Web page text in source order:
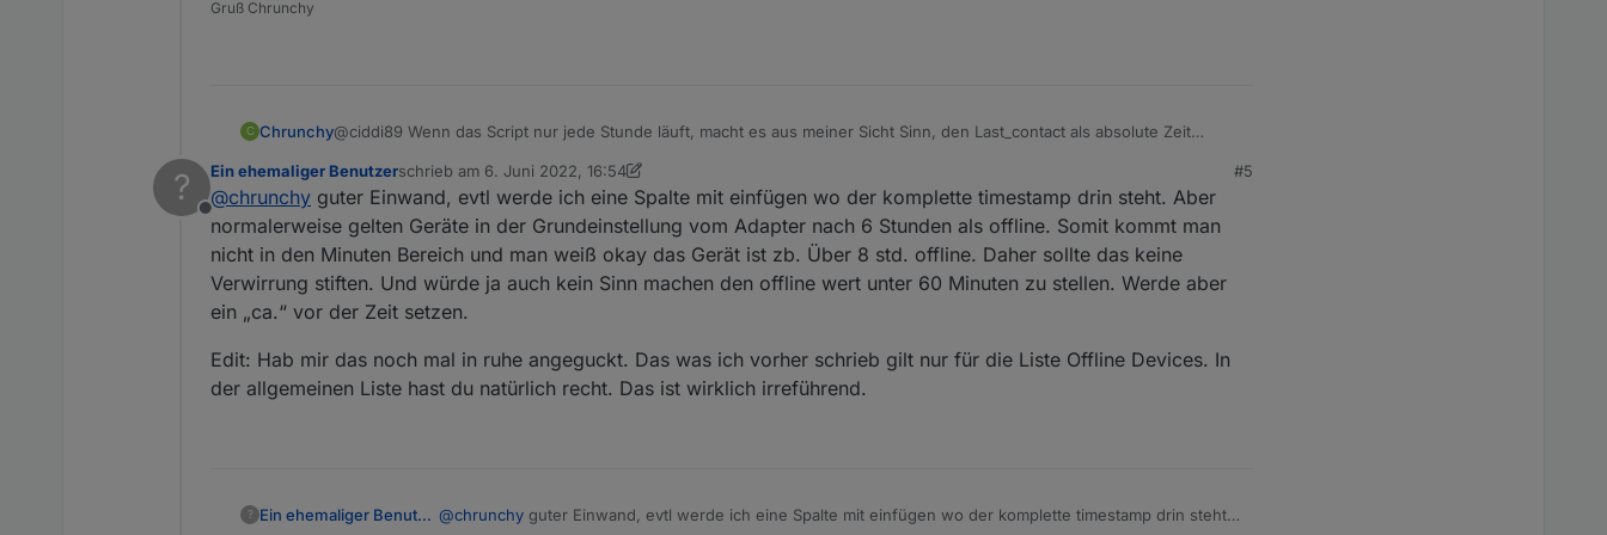
Screenshots und weitere Informationen finder Ihr auf derGithubseite.
Geräte mit niedrigem Batteriestand,
Geräte mit Verbindungsqualität,
Updates für Geräte, (only shelly & unifi yet)
Geräte offline
alle Geräte
und eine Raw-Liste mit allen verfügbaren Daten der oben genannten Liste.
Adapter/Instanzen:
verfügbare Adapter Updates
Alle Instanzen
Ausgefallene Instanzen
Deaktivierte Instanzen
Außerdem werden sie in denselben Kategorien gezählt. Die Listen und Zählungen können zum Beispiel für
Grafana, Jarvis usw. verwendet werden.
Unterstützte Adapter:
Eine Liste mit den unterstützten Adaptern und welche Information pro Adapter genutzt werden / möglich
Benachrichtigungen:
Der Adapter hat verschiedene Möglichkeiten, Benachrichtigungen zu senden:
Zeitbasiert eine Liste der Offline-Geräte
Pushover
Blacklist
Gruß Chrunchy
C Chrunchy@ciddi89 Wenn das Script nur jede Stunde läuft, macht es aus meiner Sicht Sinn, den Last_contact als absolute Zeit
Ansonsten sind die Werte falsch/bzw. irreführend.
?
Offline
Ein ehemaliger Benutzerschrieb am 6. Juni 2022, 16:54
zuletzt editiert von Ein ehemaliger Benutzer
#5
@chrunchy guter Einwand, evtl werde ich eine Spalte mit einfügen wo der komplette timestamp drin steht. Aber
normalerweise gelten Geräte in der Grundeinstellung vom Adapter nach 6 Stunden als offline. Somit kommt man
nicht in den Minuten Bereich und man weiß okay das Gerät ist zb. Über 8 std. offline. Daher sollte das keine
Verwirrung stiften. Und würde ja auch kein Sinn machen den offline wert unter 60 Minuten zu stellen. Werde aber
ein „ca.“ vor der Zeit setzen.
Edit: Hab mir das noch mal in ruhe angeguckt. Das was ich vorher schrieb gilt nur für die Liste Offline Devices. In
der allgemeinen Liste hast du natürlich recht. Das ist wirklich irreführend.
? Ein ehemaliger Benutzer @chrunchy guter Einwand, evtl werde ich eine Spalte mit einfügen wo der komplette timestamp drin steht.